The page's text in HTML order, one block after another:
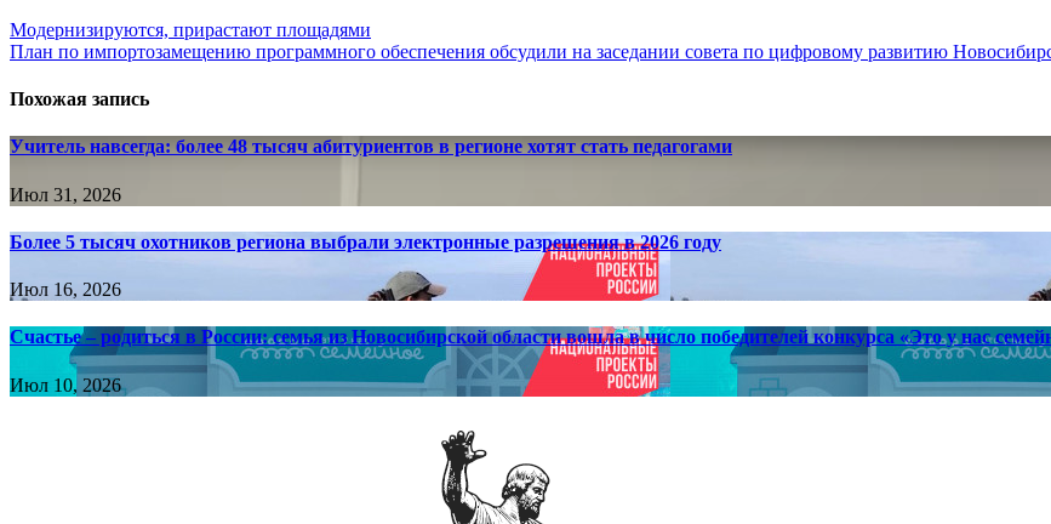
Навигация
по
записям
Модернизируются, прирастают площадями
План по импортозамещению программного обеспечения обсудили на заседании совета по цифровому развитию
Похожая запись
Учитель навсегда: более 48 тысяч абитуриентов в регионе хотят стать педагогами
Июл 31, 2026
Более 5 тысяч охотников региона выбрали электронные разрешения в 2026 году
Июл 16, 2026
Счастье – родиться в России: семья из Новосибирской области вошла в число победителей конкурса «Это у нас
Июл 10, 2026